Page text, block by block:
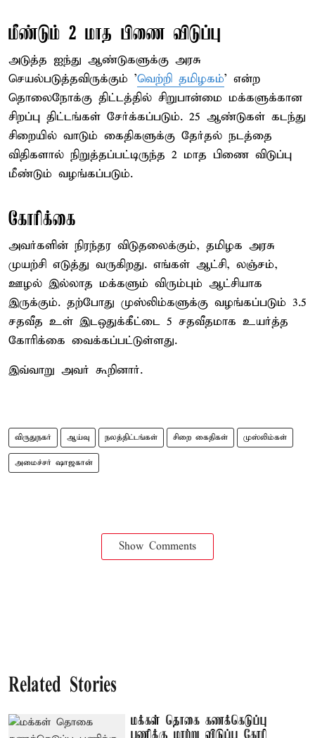
மீண்டும் 2 மாத பிணை விடுப்பு
அடுத்த ஐந்து ஆண்டுகளுக்கு அரசு
செயல்படுத்தவிருக்கும் 'வெற்றி தமிழகம்' என்ற
தொலைநோக்கு திட்டத்தில் சிறுபான்மை மக்களுக்கான
சிறப்பு திட்டங்கள் சேர்க்கப்படும். 25 ஆண்டுகள் கடந்து
சிறையில் வாடும் கைதிகளுக்கு தேர்தல் நடத்தை
விதிகளால் நிறுத்தப்பட்டிருந்த 2 மாத பிணை விடுப்பு
மீண்டும் வழங்கப்படும்.
கோரிக்கை
அவர்களின் நிரந்தர விடுதலைக்கும், தமிழக அரசு
முயற்சி எடுத்து வருகிறது. எங்கள் ஆட்சி, லஞ்சம்,
ஊழல் இல்லாத மக்களும் விரும்பும் ஆட்சியாக
இருக்கும். தற்போது முஸ்லிம்களுக்கு வழங்கப்படும் 3.5
சதவீத உள் இடஒதுக்கீட்டை 5 சதவீதமாக உயர்த்த
கோரிக்கை வைக்கப்பட்டுள்ளது.
இவ்வாறு அவர் கூறினார்.
விருதுநகர் ஆய்வு நலத்திட்டங்கள் சிறை கைதிகள் முஸ்லிம்கள்
அமைச்சர் ஷாஜகான்
Show Comments
Related Stories
மக்கள் தொகை கணக்கெடுப்பு
பணிக்கு மாற்று விடுப்பு கோரி